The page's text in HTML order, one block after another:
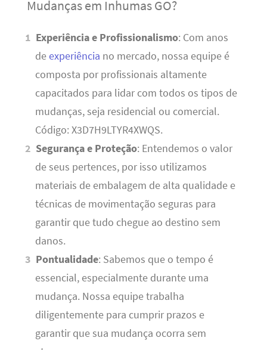
Mudanças em Inhumas GO?
Experiência e Profissionalismo: Com anos
deexperiência no mercado, nossa equipe é
composta por profissionais altamente
capacitados para lidar com todos os tipos de
mudanças, seja residencial ou comercial.
Código: X3D7H9LTYR4XWQS.
Segurança e Proteção: Entendemos o valor
de seus pertences, por isso utilizamos
materiais de embalagem de alta qualidade e
técnicas de movimentação seguras para
garantir que tudo chegue ao destino sem
danos.
Pontualidade: Sabemos que o tempo é
essencial, especialmente durante uma
mudança. Nossa equipe trabalha
diligentemente para cumprir prazos e
garantir que sua mudança ocorra sem